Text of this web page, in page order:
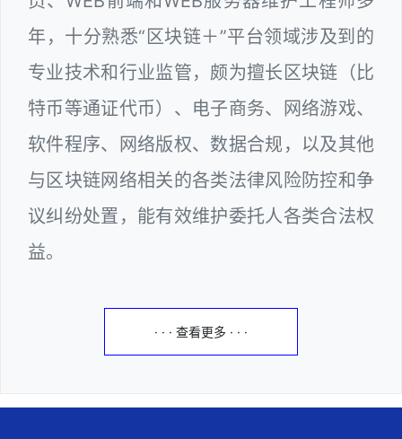
年，十分熟悉“区块链＋”平台领域涉及到的
专业技术和行业监管，颇为擅长区块链（比
特币等通证代币）、电子商务、网络游戏、
软件程序、网络版权、数据合规，以及其他
与区块链网络相关的各类法律风险防控和争
议纠纷处置，能有效维护委托人各类合法权
益。
· · · 查看更多 · · ·